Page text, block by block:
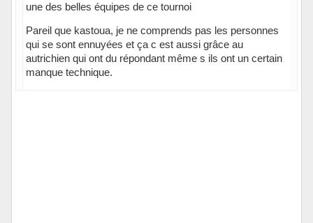
une des belles équipes de ce tournoi
Pareil que kastoua, je ne comprends pas les personnes
qui se sont ennuyées et ça c est aussi grâce au
autrichien qui ont du répondant même s ils ont un certain
manque technique.